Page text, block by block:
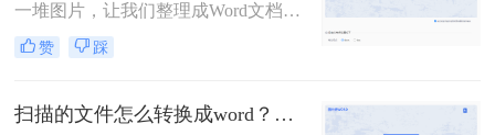
一堆图片，让我们整理成Word文档再
发给他的情况！如果图片很少，还可
以一个字一个字敲击键盘整理，如果
显得力不从心了！该怎么办呢？下面
转转师妹就教大家四个图片如何转
赞 踩
扫描的文件怎么转换成word？教你三种转换方法！